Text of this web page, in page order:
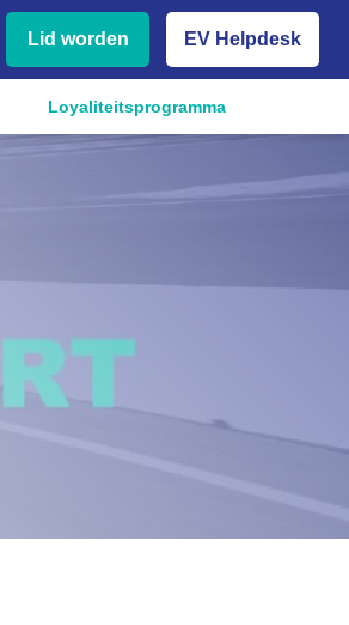
Lid worden EV Helpdesk
Loyaliteitsprogramma